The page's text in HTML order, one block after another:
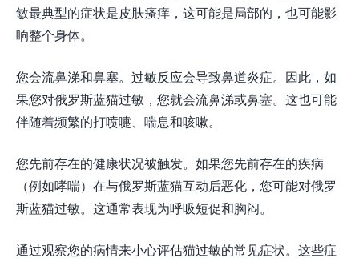
敏最典型的症状是皮肤瘙痒，这可能是局部的，也可能影
响整个身体。
您会流鼻涕和鼻塞。过敏反应会导致鼻道炎症。因此，如
果您对俄罗斯蓝猫过敏，您就会流鼻涕或鼻塞。这也可能
伴随着频繁的打喷嚏、喘息和咳嗽。
您先前存在的健康状况被触发。如果您先前存在的疾病
（例如哮喘）在与俄罗斯蓝猫互动后恶化，您可能对俄罗
斯蓝猫过敏。这通常表现为呼吸短促和胸闷。
通过观察您的病情来小心评估猫过敏的常见症状。这些症